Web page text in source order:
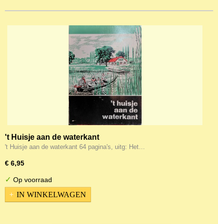
't Huisje aan de waterkant
't Huisje aan de waterkant 64 pagina's, uitg: Het…
€ 6,95
✓ Op voorraad
IN WINKELWAGEN